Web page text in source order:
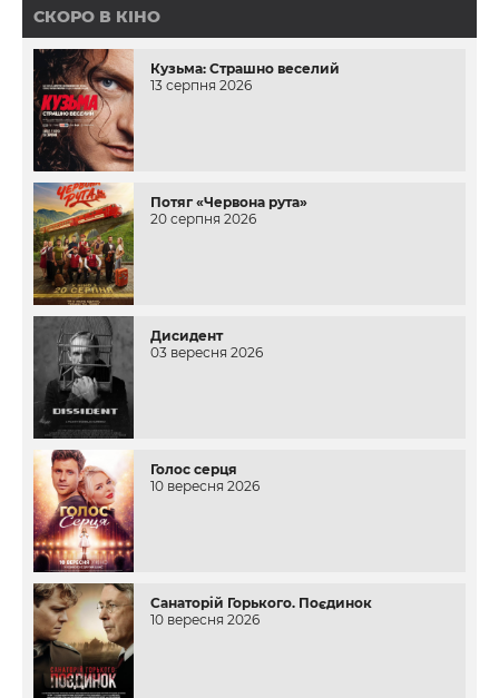
СКОРО В КІНО
Кузьма: Страшно веселий
13 серпня 2026
Потяг «Червона рута»
20 серпня 2026
Дисидент
03 вересня 2026
Голос серця
10 вересня 2026
Санаторій Горького. Поєдинок
10 вересня 2026